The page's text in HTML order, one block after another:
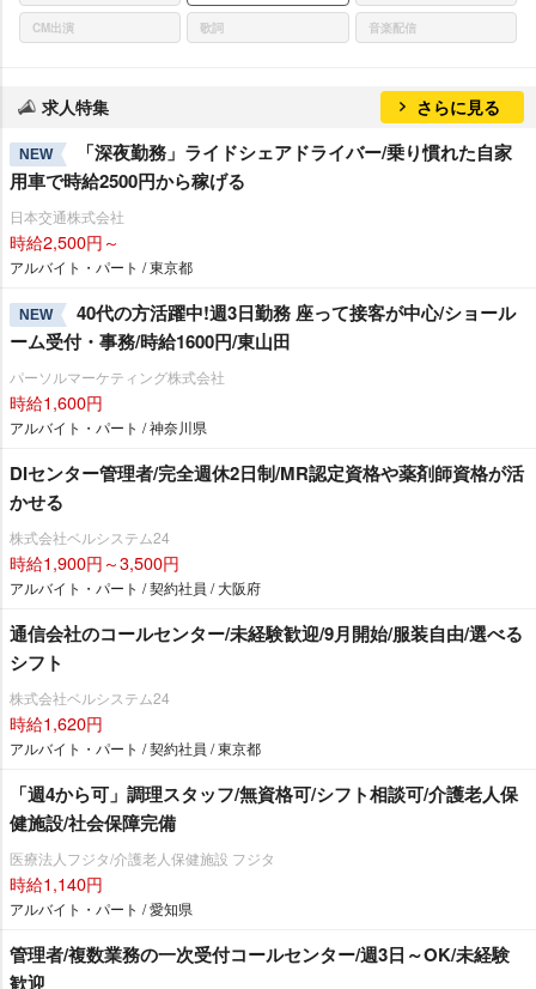
CM出演 歌詞 音楽配信
求人特集 さらに見る
NEW
「深夜勤務」ライドシェアドライバー/乗り慣れた自家
用車で時給2500円から稼げる
日本交通株式会社
時給2,500円～
アルバイト・パート / 東京都
NEW
40代の方活躍中!週3日勤務 座って接客が中心/ショール
ーム受付・事務/時給1600円/東山田
パーソルマーケティング株式会社
時給1,600円
アルバイト・パート / 神奈川県
DIセンター管理者/完全週休2日制/MR認定資格や薬剤師資格が活
かせる
株式会社ベルシステム24
時給1,900円～3,500円
アルバイト・パート / 契約社員 / 大阪府
通信会社のコールセンター/未経験歓迎/9月開始/服装自由/選べる
シフト
株式会社ベルシステム24
時給1,620円
アルバイト・パート / 契約社員 / 東京都
「週4から可」調理スタッフ/無資格可/シフト相談可/介護老人保
健施設/社会保障完備
医療法人フジタ/介護老人保健施設 フジタ
時給1,140円
アルバイト・パート / 愛知県
管理者/複数業務の一次受付コールセンター/週3日～OK/未経験
歓迎